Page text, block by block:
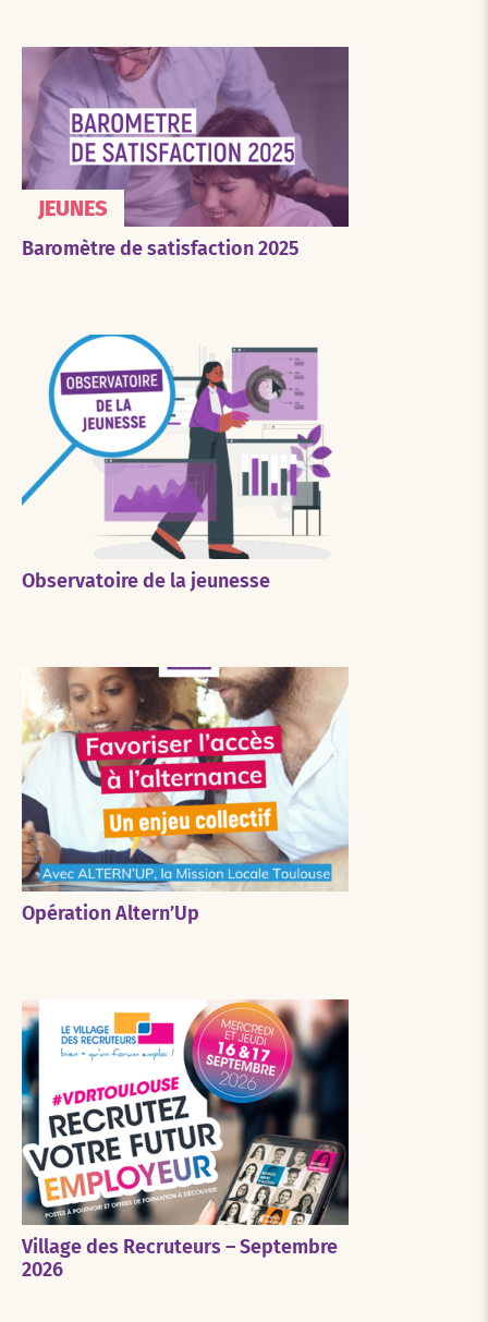
JEUNES
Baromètre de satisfaction 2025
Observatoire de la jeunesse
Opération Altern’Up
Village des Recruteurs – Septembre
2026